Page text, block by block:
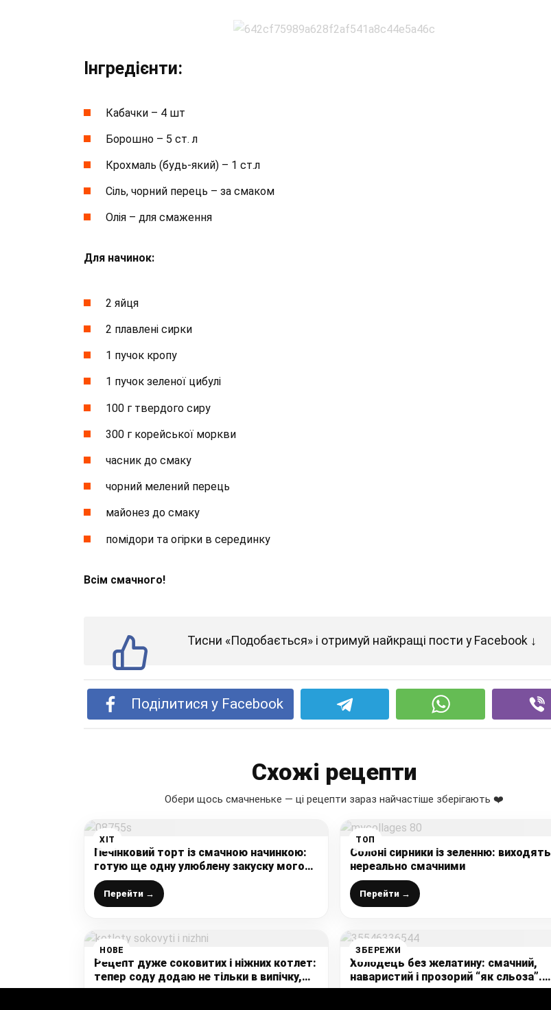
Інгредієнти:
Кабачки – 4 шт
Борошно – 5 ст. л
Крохмаль (будь-який) – 1 ст.л
Сіль, чорний перець – за смаком
Олія – для смаження
Для начинок:
2 яйця
2 плавлені сирки
1 пучок кропу
1 пучок зеленої цибулі
100 г твердого сиру
300 г корейської моркви
часник до смаку
чорний мелений перець
майонез до смаку
помідори та огірки в серединку
Всім смачного!
Тисни «Подобається» і отримуй найкращі пости у Facebook ↓
Поділитися у Facebook
Схожі рецепти
Обери щось смачненьке — ці рецепти зараз найчастіше зберігають ❤️
ХІТ
Печінковий торт із смачною начинкою:
готую ще одну улюблену закуску мого
чоловіка на святковий стіл
Перейти →
ТОП
Солоні сирники із зеленню: виходять
нереально смачними
Перейти →
НОВЕ
Рецепт дуже соковитих і ніжних котлет:
тепер соду додаю не тільки в випічку,
але і у фарш
ЗБЕРЕЖИ
Холодець без желатину: смачний,
наваристий і прозорий “як сльоза”.
Рецепт до Великодня 2024